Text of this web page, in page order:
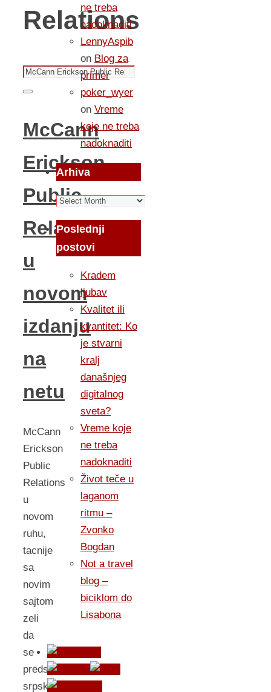
Relations
Search
for:
Search
McCann
Erickson
Public
Relations
u
novom
izdanju
na
netu
McCann
Erickson
Public
Relations
u
novom
ruhu,
tacnije
sa
novim
sajtom
zeli
da
se
predstavi
srpskoj
ne treba
nadoknaditi
LennyAspib
on Blog za
primer
poker_wyer
on Vreme
koje ne treba
nadoknaditi
Arhiva
Arhiva
Poslednji
postovi
Kradem
ljubav
Kvalitet ili
kvantitet: Ko
je stvarni
kralj
današnjeg
digitalnog
sveta?
Vreme koje
ne treba
nadoknaditi
Život teče u
laganom
ritmu –
Zvonko
Bogdan
Not a travel
blog –
biciklom do
Lisabona